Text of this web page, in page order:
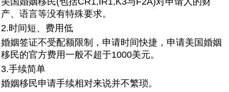
产、语言等没有特殊要求。
2.时间短、费用低
婚姻签证不受配额限制，申请时间快捷，申请美国婚姻
移民的官方费用一般不超于1000美元。
3.手续简单
婚姻移民申请手续相对来说并不繁琐。